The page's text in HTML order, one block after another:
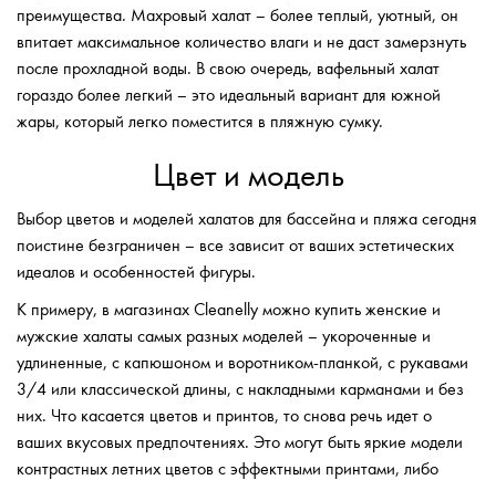
преимущества. Махровый халат – более теплый, уютный, он
впитает максимальное количество влаги и не даст замерзнуть
после прохладной воды. В свою очередь, вафельный халат
гораздо более легкий – это идеальный вариант для южной
жары, который легко поместится в пляжную сумку.
Цвет и модель
Выбор цветов и моделей халатов для бассейна и пляжа сегодня
поистине безграничен – все зависит от ваших эстетических
идеалов и особенностей фигуры.
К примеру, в магазинах Cleanelly можно купить женские и
мужские халаты самых разных моделей – укороченные и
удлиненные, с капюшоном и воротником-планкой, с рукавами
3/4 или классической длины, с накладными карманами и без
них. Что касается цветов и принтов, то снова речь идет о
ваших вкусовых предпочтениях. Это могут быть яркие модели
контрастных летних цветов с эффектными принтами, либо